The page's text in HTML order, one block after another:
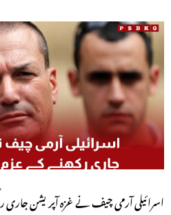
اسرائیلی آرمی چیف نے غزہ آپریشن جاری